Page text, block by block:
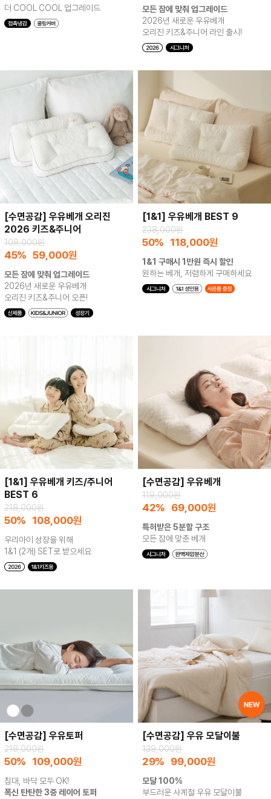
더 COOL COOL 업그레이드
모든 잠에 맞춰 업그레이드
2026년 새로운 우유베개
오리진 키즈&주니어 라인 출시!
[수면공감] 우유베개 오리진
2026 키즈&주니어
108,000원
45% 59,000원
모든 잠에 맞춰 업그레이드
2026년 새로운 우유베개
오리진 키즈&주니어 오픈!
[1&1] 우유베개 BEST 9
238,000원
50% 118,000원
1&1 구매시 1만원 즉시 할인
원하는 베개, 저렴하게 구매하세요
[1&1] 우유베개 키즈/주니어
BEST 6
218,000원
50% 108,000원
우리아이 성장을 위해
1&1 (2개) SET로 받으세요
[수면공감] 우유베개
119,000원
42% 69,000원
특허받은 5분할 구조
모든 잠에 맞춘 베개
[수면공감] 우유토퍼
218,000원
50% 109,000원
침대, 바닥 모두 OK!
폭신 탄탄한 3중 레이어 토퍼
[수면공감] 우유 모달이불
139,000원
29% 99,000원
모달 100%
부드러운 사계절 우유 모달이불